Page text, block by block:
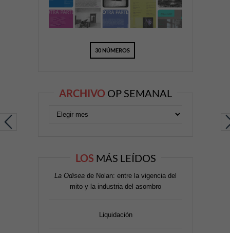
30 NÚMEROS
ARCHIVO OP SEMANAL
LOS MÁS LEÍDOS
La Odisea de Nolan: entre la vigencia del
mito y la industria del asombro
Liquidación